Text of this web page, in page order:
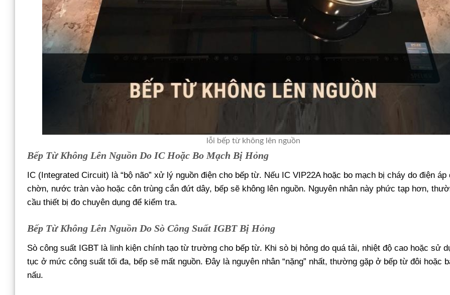
lỗi bếp từ không lên nguồn
Bếp Từ Không Lên Nguồn Do IC Hoặc Bo Mạch Bị Hỏng
IC (Integrated Circuit) là “bộ não” xử lý nguồn điện cho bếp từ. Nếu IC VIP22A hoặc bo mạch bị cháy do điện áp
chờn, nước tràn vào hoặc côn trùng cắn đứt dây, bếp sẽ không lên nguồn. Nguyên nhân này phức tạp hơn,
cầu thiết bị đo chuyên dụng để kiểm tra.
Bếp Từ Không Lên Nguồn Do Sò Công Suất IGBT Bị Hỏng
Sò công suất IGBT là linh kiện chính tạo từ trường cho bếp từ. Khi sò bị hỏng do quá tải, nhiệt độ cao hoặc sử
tục ở mức công suất tối đa, bếp sẽ mất nguồn. Đây là nguyên nhân “nặng” nhất, thường gặp ở bếp từ đôi hoặc
nấu.